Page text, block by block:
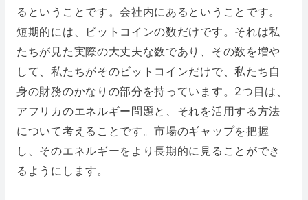
るということです。会社内にあるということです。
短期的には、ビットコインの数だけです。それは私
たちが見た実際の大丈夫な数であり、その数を増や
して、私たちがそのビットコインだけで、私たち自
身の財務のかなりの部分を持っています。2つ目は、
アフリカのエネルギー問題と、それを活用する方法
について考えることです。市場のギャップを把握
し、そのエネルギーをより長期的に見ることができ
るようにします。